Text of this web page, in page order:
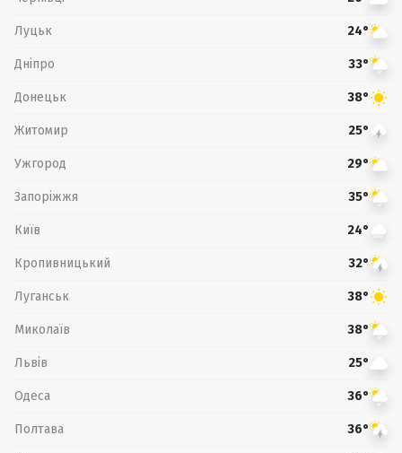
Луцьк 24°
Дніпро 33°
Донецьк 38°
Житомир 25°
Ужгород 29°
Запоріжжя 35°
Київ 24°
Кропивницький 32°
Луганськ 38°
Миколаїв 38°
Львів 25°
Одеса 36°
Полтава 36°